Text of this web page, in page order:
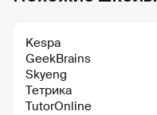
Kespa
GeekBrains
Skyeng
Тетрика
TutorOnline